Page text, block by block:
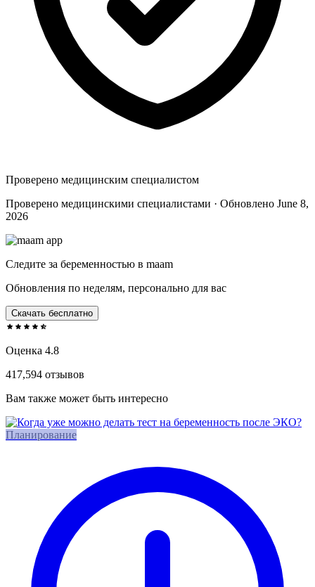
Проверено медицинским специалистом
Проверено медицинскими специалистами · Обновлено June 8,
2026
Следите за беременностью в maam
Обновления по неделям, персонально для вас
Скачать бесплатно
Оценка 4.8
417,594 отзывов
Вам также может быть интересно
Планирование